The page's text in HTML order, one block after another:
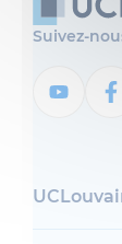
Suivez-